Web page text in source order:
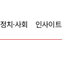
정치·사회 인사이트